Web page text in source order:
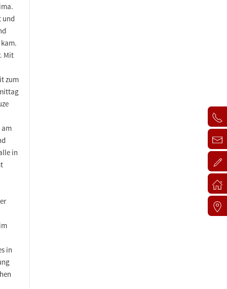
und
Mit
zum
am
in
in